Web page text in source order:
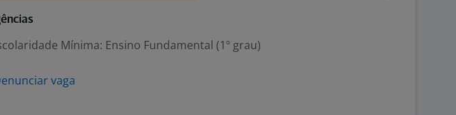
Mínima: Ensino Fundamental (1º grau)
vaga